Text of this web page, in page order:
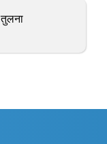
तुलना